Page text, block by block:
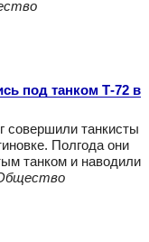
под танком Т-72 в
совершили танкисты
Полгода они
танком и наводили